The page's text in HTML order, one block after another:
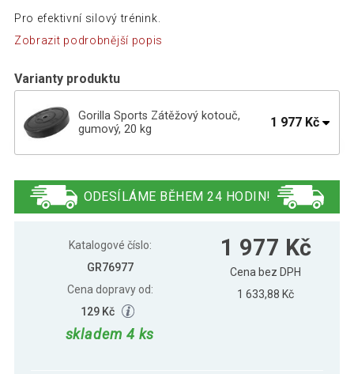
Pro efektivní silový trénink.
Zobrazit podrobnější popis
Varianty produktu
Gorilla Sports Zátěžový kotouč,
gumový, 20 kg
1 977 Kč
gumový, 10 kg
1 075 Kč
Gorilla Sports Zátěžový kotouč, gumový,
5 kg
ODESÍLÁME BĚHEM 24 HODIN!
Katalogové číslo:
GR76977
Cena dopravy od:
129 Kč
skladem 4 ks
1 977 Kč
Cena bez DPH
1 633,88 Kč